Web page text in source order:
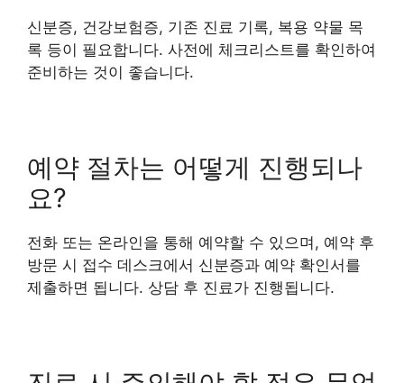
신분증, 건강보험증, 기존 진료 기록, 복용 약물 목
록 등이 필요합니다. 사전에 체크리스트를 확인하여
준비하는 것이 좋습니다.
예약 절차는 어떻게 진행되나
요?
전화 또는 온라인을 통해 예약할 수 있으며, 예약 후
방문 시 접수 데스크에서 신분증과 예약 확인서를
제출하면 됩니다. 상담 후 진료가 진행됩니다.